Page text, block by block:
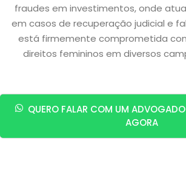
fraudes em investimentos, onde
em casos de recuperação judicial e
está firmemente comprometida
direitos femininos em diversos
QUERO FALAR COM UM
AGORA